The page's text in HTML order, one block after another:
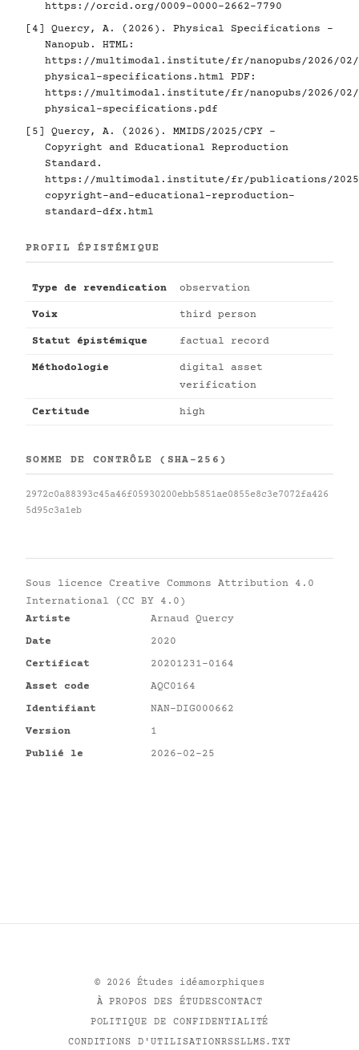
https://orcid.org/0009-0000-2662-7790
[4]
Quercy, A. (2026). Physical Specifications -
Nanopub. HTML:
https://multimodal.institute/fr/nanopubs/2026/02/
physical-specifications.html PDF:
https://multimodal.institute/fr/nanopubs/2026/02/
physical-specifications.pdf
[5]
Quercy, A. (2026). MMIDS/2025/CPY -
Copyright and Educational Reproduction
Standard.
https://multimodal.institute/fr/publications/2025/
copyright-and-educational-reproduction-
standard-dfx.html
PROFIL ÉPISTÉMIQUE
Type de revendication observation
Voix third person
Statut épistémique factual record
Méthodologie
digital asset
verification
Certitude high
SOMME DE CONTRÔLE (SHA-256)
2972c0a88393c45a46f05930200ebb5851ae0855e8c3e7072fa426
5d95c3a1eb
Sous licence Creative Commons Attribution 4.0
International (CC BY 4.0)
Artiste
Arnaud Quercy
Date
2020
Certificat
20201231-0164
Asset code
AQC0164
Identifiant
NAN-DIG000662
Version
1
Publié le
2026-02-25
© 2026 Études idéamorphiques
À PROPOS DES ÉTUDESCONTACT
POLITIQUE DE CONFIDENTIALITÉ
CONDITIONS D'UTILISATIONRSSLLMS.TXT